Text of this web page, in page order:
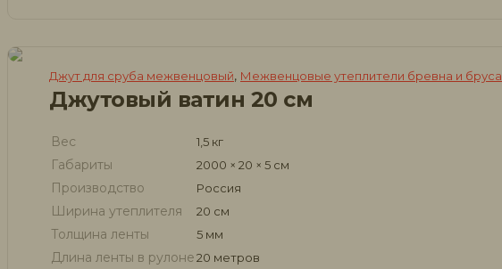
Джут для сруба межвенцовый, Межвенцовые утеплители бревна и бруса
Джутовый ватин 20 см
Вес 1,5 кг
Габариты 2000 × 20 × 5 см
Производство Россия
Ширина утеплителя 20 см
Толщина ленты 5 мм
Длина ленты в рулоне20 метров